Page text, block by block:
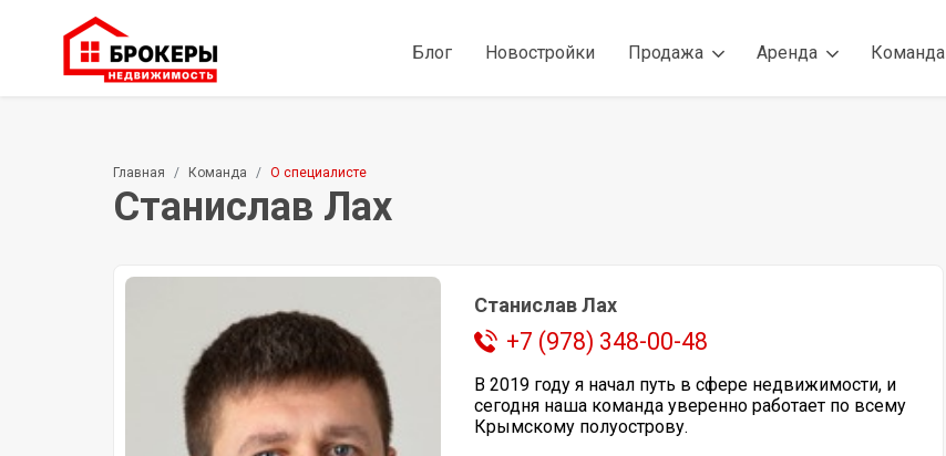
Блог Новостройки Продажа Аренда Команда
Главная Команда О специалисте
Станислав Лах
Станислав Лах
+7 (978) 348-00-48
В 2019 году я начал путь в сфере недвижимости, и
сегодня наша команда уверенно работает по всему
Крымскому полуострову.